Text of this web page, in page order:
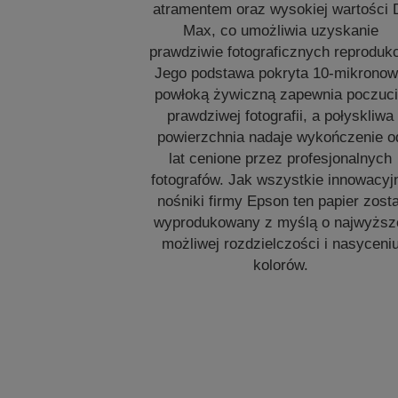
atramentem oraz wysokiej wartości
Max, co umożliwia uzyskanie
prawdziwie fotograficznych
Jego podstawa pokryta 10-
powłoką żywiczną zapewnia
prawdziwej fotografii, a połyskliwa
powierzchnia nadaje wykończenie
lat cenione przez profesjonalnych
fotografów. Jak wszystkie
nośniki firmy Epson ten papier
wyprodukowany z myślą o
możliwej rozdzielczości i
kolorów.